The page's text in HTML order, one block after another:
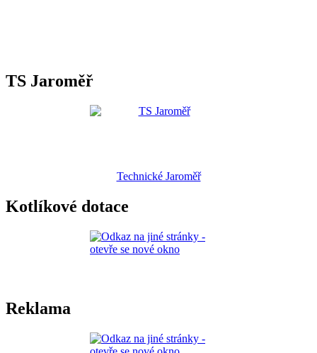
TS Jaroměř
Technické Jaroměř
Kotlíkové dotace
Reklama